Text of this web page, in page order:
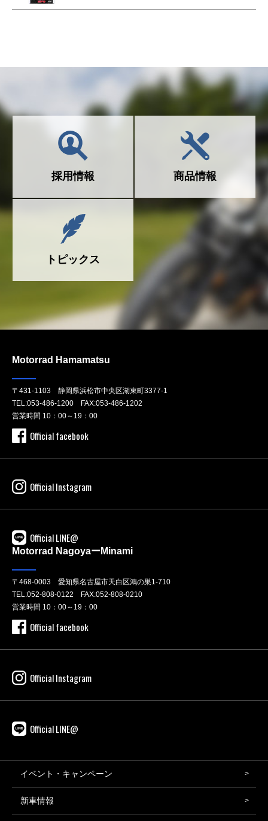
採用情報 商品情報
トピックス
Motorrad Hamamatsu
〒431-1103 静岡県浜松市中央区湖東町3377-1
TEL:053-486-1200 FAX:053-486-1202
営業時間 10：00～19：00
Official facebook
Official Instagram
Official LINE@
Motorrad NagoyaーMinami
〒468-0003 愛知県名古屋市天白区鴻の巣1-710
TEL:052-808-0122 FAX:052-808-0210
営業時間 10：00～19：00
Official facebook
Official Instagram
Official LINE@
イベント・キャンペーン
新車情報